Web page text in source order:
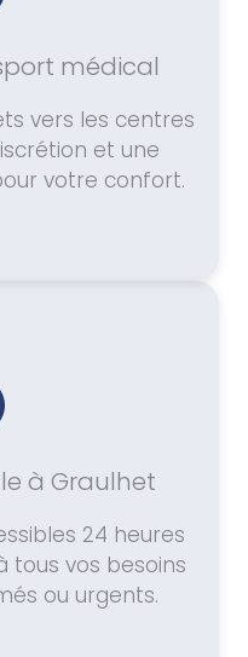
médical
vers les centres
et une
votre confort.
à Graulhet
24 heures
tous vos besoins
ou urgents.